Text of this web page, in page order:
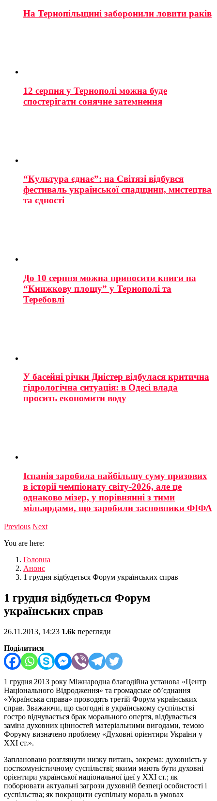
На Тернопільщині заборонили ловити раків
12 серпня у Тернополі можна буде
спостерігати сонячне затемнення
“Культура єднає”: на Світязі відбувся
фестиваль української спадщини, мистецтва
та єдності
До 10 серпня можна приносити книги на
“Книжкову площу” у Тернополі та
Теребовлі
У басейні річки Дністер відбулася критична
гідрологічна ситуація: в Одесі влада
просить економити воду
Іспанія заробила найбільшу суму призових
в історії чемпіонату світу-2026, але це
однаково мізер, у порівнянні з тими
мільярдами, що заробили засновники ФІФА
Previous Next
You are here:
Головна
Анонс
1 грудня відбудеться Форум українських справ
1 грудня відбудеться Форум
українських справ
26.11.2013, 14:23 1.6k перегляди
Поділитися
1 грудня 2013 року Міжнародна благодійна установа «Центр
Національного Відродження» та громадське об’єднання
«Українська справа» проводять третій Форум українських
справ. Зважаючи, що сьогодні в українському суспільстві
гостро відчувається брак морального опертя, відбувається
заміна духовних цінностей матеріальними вигодами, темою
Форуму визначено проблему «Духовні орієнтири України у
ХХІ ст.».
Заплановано розглянути низку питань, зокрема: духовність у
посткомуністичному суспільстві; якими мають бути духовні
орієнтири української національної ідеї у ХХІ ст.; як
поборювати актуальні загрози духовній безпеці особистості і
суспільства; як покращити суспільну мораль в умовах